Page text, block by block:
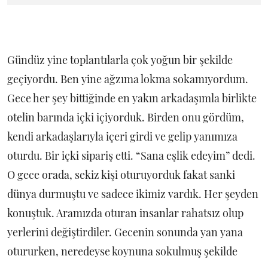
Gündüz yine toplantılarla çok yoğun bir şekilde
geçiyordu. Ben yine ağzıma lokma sokamıyordum.
Gece her şey bittiğinde en yakın arkadaşımla birlikte
otelin barında içki içiyorduk. Birden onu gördüm,
kendi arkadaşlarıyla içeri girdi ve gelip yanımıza
oturdu. Bir içki sipariş etti. “Sana eşlik edeyim” dedi.
O gece orada, sekiz kişi oturuyorduk fakat sanki
dünya durmuştu ve sadece ikimiz vardık. Her şeyden
konuştuk. Aramızda oturan insanlar rahatsız olup
yerlerini değiştirdiler. Gecenin sonunda yan yana
otururken, neredeyse koynuna sokulmuş şekilde